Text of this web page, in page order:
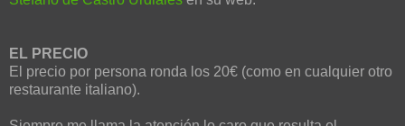
EL PRECIO
El precio por persona ronda los 20€ (como en cualquier otro
restaurante italiano).